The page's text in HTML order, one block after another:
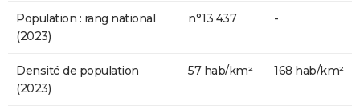
Population : rang national
(2023)
n°13 437 -
Densité de population
(2023)
57 hab/km² 168 hab/km²